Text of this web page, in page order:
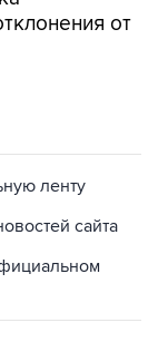
от
ленту
сайта